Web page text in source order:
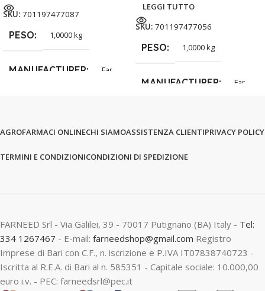
SKU: 701197477087
PESO 1,0000 kg
MANUFACTURER Far
LEGGI TUTTO
SKU: 701197477056
PESO 1,0000 kg
MANUFACTURER Far
AGROFARMACI ONLINECHI SIAMOASSISTENZA CLIENTIPRIVACY POLICY
TERMINI E CONDIZIONICONDIZIONI DI SPEDIZIONE
FARNEED Srl - Via Galilei, 39 - 70017 Putignano (BA) Italy - Tel:
334 1267467 - E-mail: farneedshop@gmail.com Registro
Imprese di Bari con C.F., n. iscrizione e P.IVA IT07838740723 -
Iscritta al R.E.A. di Bari al n. 585351 - Capitale sociale: 10.000,00
euro i.v. - PEC: farneedsrl@pec.it